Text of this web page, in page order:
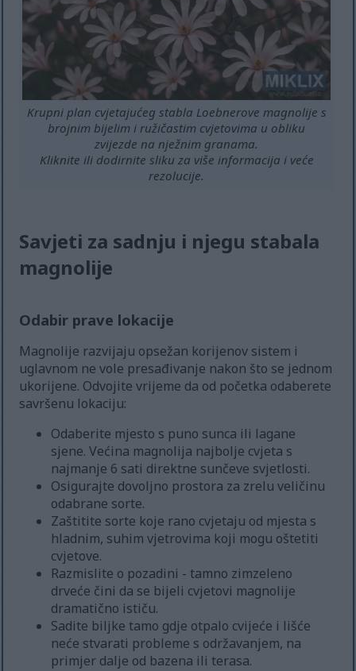
Krupni plan cvjetajućeg stabla Loebnerove magnolije s
brojnim bijelim i ružičastim cvjetovima u obliku
zvijezde na nježnim granama.
Kliknite ili dodirnite sliku za više informacija i veće
rezolucije.
Savjeti za sadnju i njegu stabala
magnolije
Odabir prave lokacije
Magnolije razvijaju opsežan korijenov sistem i
uglavnom ne vole presađivanje nakon što se jednom
ukorijene. Odvojite vrijeme da od početka odaberete
savršenu lokaciju:
Odaberite mjesto s puno sunca ili lagane
sjene. Većina magnolija najbolje cvjeta s
najmanje 6 sati direktne sunčeve svjetlosti.
Osigurajte dovoljno prostora za zrelu veličinu
odabrane sorte.
Zaštitite sorte koje rano cvjetaju od mjesta s
hladnim, suhim vjetrovima koji mogu oštetiti
cvjetove.
Razmislite o pozadini - tamno zimzeleno
drveće čini da se bijeli cvjetovi magnolije
dramatično ističu.
Sadite biljke tamo gdje otpalo cvijeće i lišće
neće stvarati probleme s održavanjem, na
primjer dalje od bazena ili terasa.